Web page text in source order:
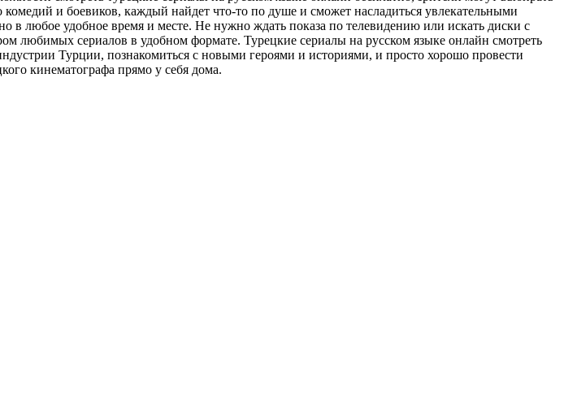
и боевиков, каждый найдет что-то по душе и сможет насладиться увлекательными
в любое удобное время и месте. Не нужно ждать показа по телевидению или искать диски с
любимых сериалов в удобном формате. Турецкие сериалы на русском языке онлайн смотреть
Турции, познакомиться с новыми героями и историями, и просто хорошо провести
кинематографа прямо у себя дома.